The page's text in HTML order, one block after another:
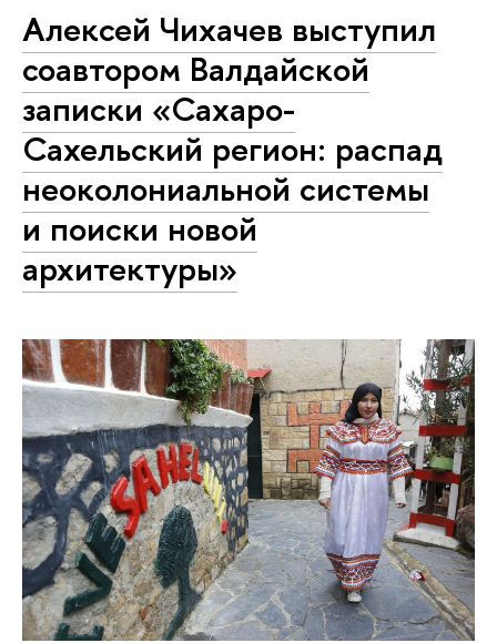
Алексей Чихачев выступил
соавтором Валдайской
записки «Сахаро-
Сахельский регион: распад
неоколониальной системы
и поиски новой
архитектуры»